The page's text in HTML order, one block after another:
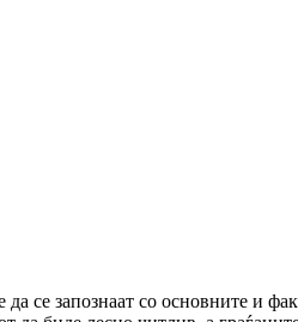
се запознаат со основните и